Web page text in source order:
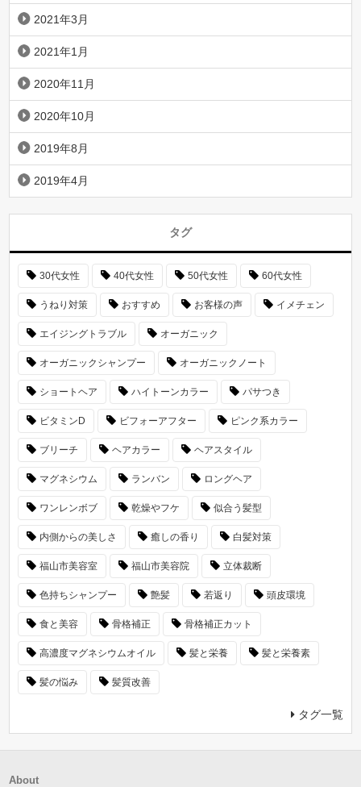
2021年3月
2021年1月
2020年11月
2020年10月
2019年8月
2019年4月
タグ
30代女性 40代女性 50代女性 60代女性
うねり対策 おすすめ お客様の声 イメチェン
エイジングトラブル オーガニック
オーガニックシャンプー オーガニックノート
ショートヘア ハイトーンカラー パサつき
ビタミンD ビフォーアフター ピンク系カラー
ブリーチ ヘアカラー ヘアスタイル
マグネシウム ランバン ロングヘア
ワンレンボブ 乾燥やフケ 似合う髪型
内側からの美しさ 癒しの香り 白髪対策
福山市美容室 福山市美容院 立体裁断
色持ちシャンプー 艶髪 若返り 頭皮環境
食と美容 骨格補正 骨格補正カット
高濃度マグネシウムオイル 髪と栄養 髪と栄養素
髪の悩み 髪質改善
タグ一覧
About